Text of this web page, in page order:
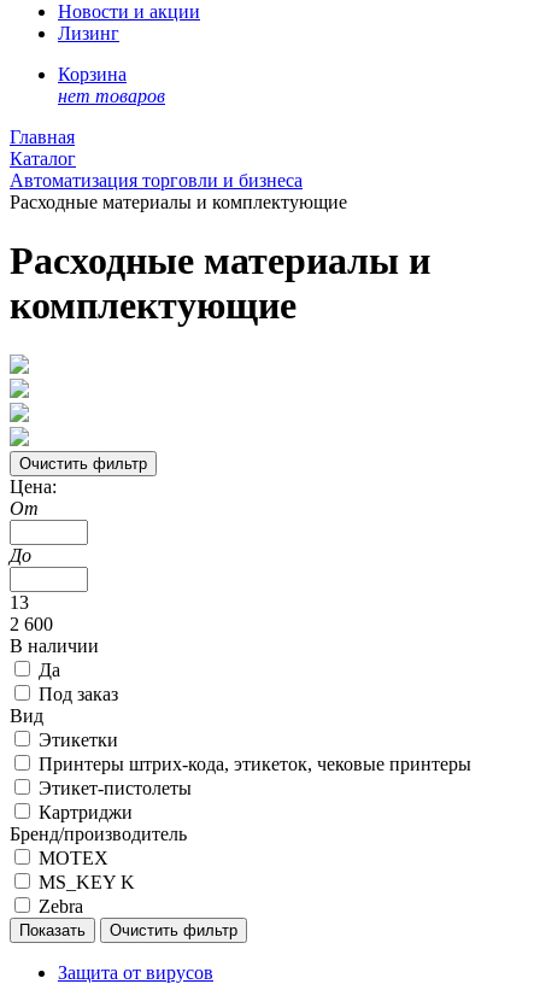
Новости и акции
Лизинг
Корзина
нет товаров
Главная
Каталог
Автоматизация торговли и бизнеса
Расходные материалы и комплектующие
Расходные материалы и
комплектующие
Цена:
От
До
13
2 600
В наличии
Да
Под заказ
Вид
Этикетки
Принтеры штрих-кода, этикеток, чековые принтеры
Этикет-пистолеты
Картриджи
Бренд/производитель
MOTEX
MS_KEY K
Zebra
Защита от вирусов